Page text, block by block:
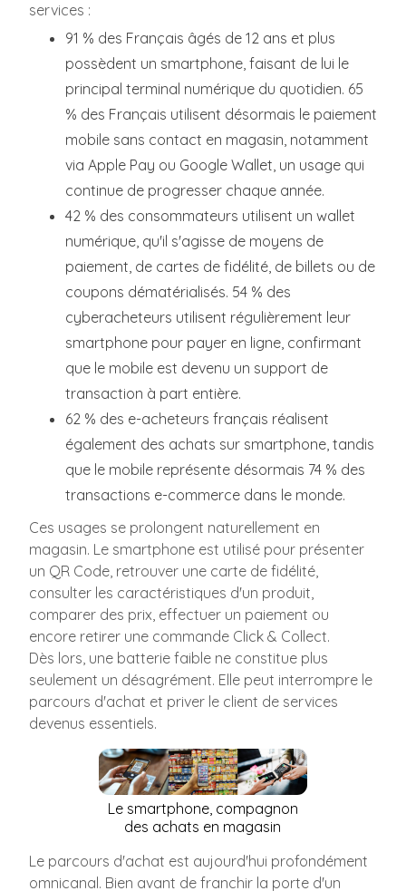
services :
91 % des Français âgés de 12 ans et plus
possèdent un smartphone, faisant de lui le
principal terminal numérique du quotidien. 65
% des Français utilisent désormais le paiement
mobile sans contact en magasin, notamment
via Apple Pay ou Google Wallet, un usage qui
continue de progresser chaque année.
42 % des consommateurs utilisent un wallet
numérique, qu'il s'agisse de moyens de
paiement, de cartes de fidélité, de billets ou de
coupons dématérialisés. 54 % des
cyberacheteurs utilisent régulièrement leur
smartphone pour payer en ligne, confirmant
que le mobile est devenu un support de
transaction à part entière.
62 % des e-acheteurs français réalisent
également des achats sur smartphone, tandis
que le mobile représente désormais 74 % des
transactions e-commerce dans le monde.
Ces usages se prolongent naturellement en
magasin. Le smartphone est utilisé pour présenter
un QR Code, retrouver une carte de fidélité,
consulter les caractéristiques d'un produit,
comparer des prix, effectuer un paiement ou
encore retirer une commande Click & Collect.
Dès lors, une batterie faible ne constitue plus
seulement un désagrément. Elle peut interrompre le
parcours d'achat et priver le client de services
devenus essentiels.
Le smartphone, compagnon
des achats en magasin
Le parcours d'achat est aujourd'hui profondément
omnicanal. Bien avant de franchir la porte d'un